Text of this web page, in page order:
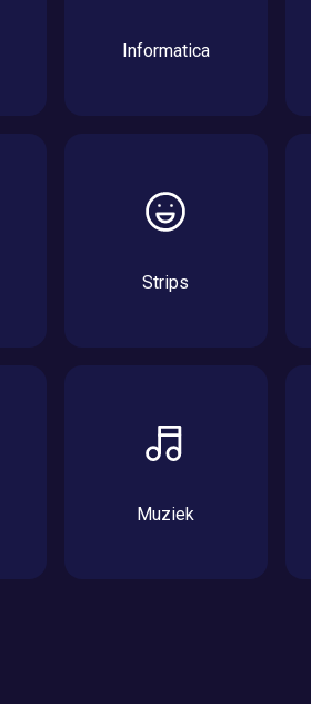
Informatica
Strips
Muziek